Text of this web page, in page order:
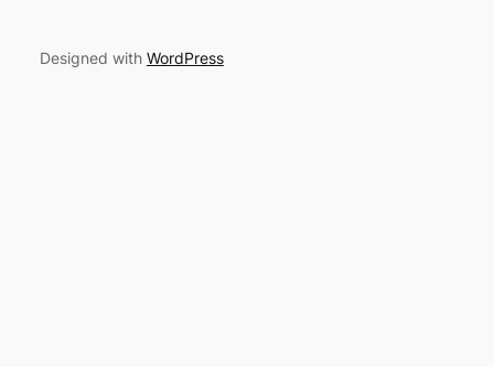
Designed with WordPress